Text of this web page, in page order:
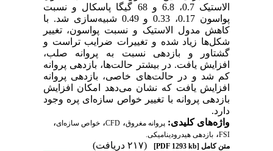
الاستیک 0.7، 6.8 و 68 گیگا پاسکال و نسبت
پواسون 0.17، 0.33 و 0.49 شبیه‌سازی شد. با
کاهش مدول الاستیک و نسبت پواسون، تغییر
شکل‌ها زیاد شده و تغییرات ضرایب تراست و
گشتاور و بازدهی نسبت به پروانه صلب،
افزایش یافت. در بیشتر حالت‌ها، بازدهی پروانه
کم شد و در حالت‌های خاصی، بازدهی پروانه
افزایش یافت که نشان می‌دهد امکان افزایش
بازدهی پروانه با تغییر خواص سازه‌ای پره وجود
دارد.
واژه‌های کلیدی: پروانه مغروق، CFD، خواص سازه‌ای،
FSI، بازدهی هیدرودینامیکی.
متن کامل [PDF 1293 kb] (۲۱۷ دریافت)